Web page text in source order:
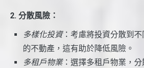
2. 分散風險：
多樣化投資：考慮將投資分散到
的不動產，這有助於降低風險。
多租戶物業：選擇多租戶物業，